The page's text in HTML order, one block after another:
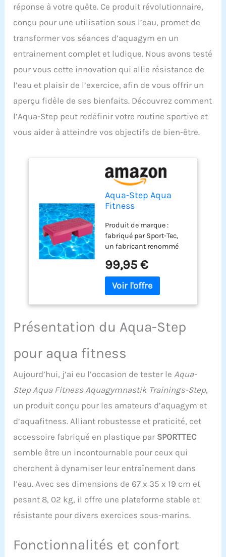
réponse à votre quête. Ce produit révolutionnaire,
conçu pour une utilisation sous l’eau, promet de
transformer vos séances d’aquagym en un
entrainement complet et ludique. Nous avons testé
pour vous cette innovation qui allie résistance de
l’eau et plaisir de l’exercice, afin de vous offrir un
aperçu fidèle de ses bienfaits. Découvrez comment
l’Aqua-Step peut redéfinir votre routine sportive et
vous aider à atteindre vos objectifs de bien-être.
Aqua-Step Aqua
Fitness
Trainings-Step
Unterwasser
Aerobic, 6 kg
Produit de marque :
fabriqué par Sport-Tec,
un fabricant renommé
Construction robuste :
fabriqué en plastique
pour plus de durabilité et
propre pratique : avec 6
kg, facile à transporter et
possibilités d'utilisation :
l'aérobic en marchant, le
rééducation
99,95 €
Présentation du Aqua-Step
pour aqua fitness
Aujourd’hui, j’ai eu l’occasion de tester le Aqua-
Step Aqua Fitness Aquagymnastik Trainings-Step,
un produit conçu pour les amateurs d’aquagym et
d’aquafitness. Alliant robustesse et praticité, cet
accessoire fabriqué en plastique par SPORTTEC
semble être un incontournable pour ceux qui
cherchent à dynamiser leur entraînement dans
l’eau. Avec ses dimensions de 67 x 35 x 19 cm et
pesant 8, 02 kg, il offre une plateforme stable et
résistante pour divers exercices sous-marins.
Fonctionnalités et confort